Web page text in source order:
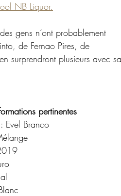
NB Liquor.
gens n’ont probablement
de Fernao Pires, de
surprendront plusieurs avec sa
pertinentes
Evel Branco